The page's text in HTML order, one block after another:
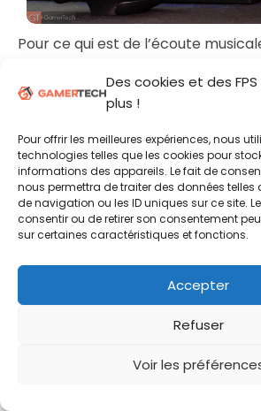
Des cookies et des FPS
plus !
Pour offrir les meilleures expériences, nous
technologies telles que les cookies pour
informations des appareils. Le fait de
nous permettra de traiter des données
de navigation ou les ID uniques sur ce site.
consentir ou de retirer son consentement
sur certaines caractéristiques et fonctions.
Accepter
Refuser
Voir les
Pour ce qui est de l’écoute
correctes, même s’il n’est
forcément pensé pour cette
surround virtuel, et comme
haut les utilisateurs auront tout le
peu avec la personnalisation de
d’obtenir un résultat qui leur
offre des résultats plus que
capsule est légèrement revue par
du Logitech G933, avec notamment
petite bonnette permettant de
Bet les Psont
et la captation n’en est